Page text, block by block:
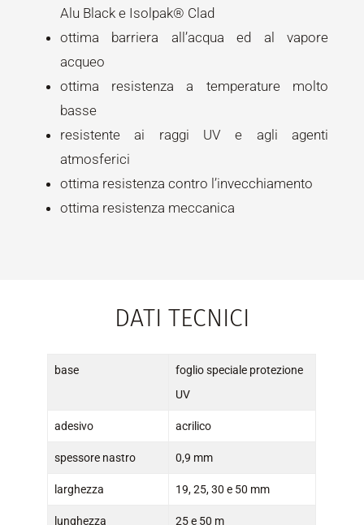
Alu Black e Isolpak® Clad
ottima barriera all’acqua ed al vapore
acqueo
ottima resistenza a temperature molto
basse
resistente ai raggi UV e agli agenti
atmosferici
ottima resistenza contro l’invecchiamento
ottima resistenza meccanica
DATI TECNICI
base
foglio speciale protezione
UV
adesivo acrilico
spessore nastro 0,9 mm
larghezza 19, 25, 30 e 50 mm
lunghezza 25 e 50 m